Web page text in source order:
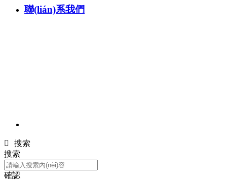
聯(lián)系我們

搜索
搜索
確認